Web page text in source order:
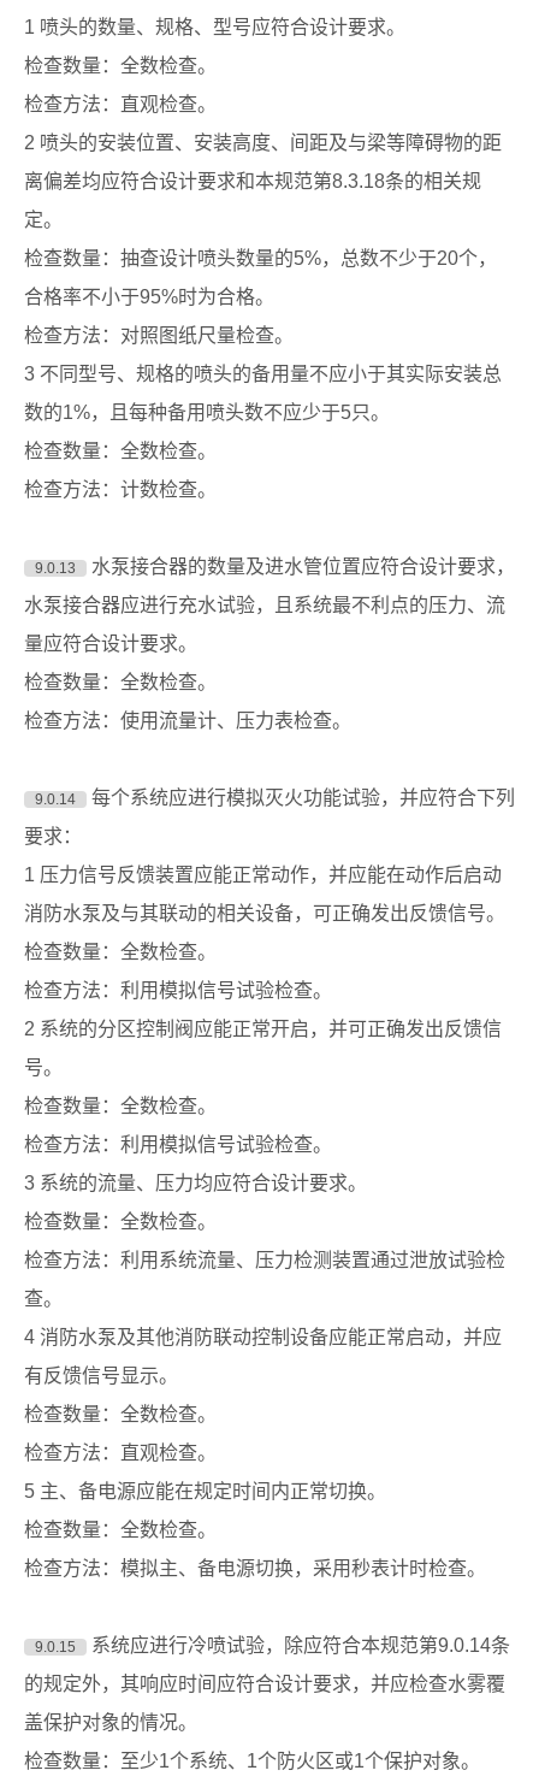
1 喷头的数量、规格、型号应符合设计要求。
检查数量：全数检查。
检查方法：直观检查。
2 喷头的安装位置、安装高度、间距及与梁等障碍物的距
离偏差均应符合设计要求和本规范第8.3.18条的相关规
定。
检查数量：抽查设计喷头数量的5%，总数不少于20个，
合格率不小于95%时为合格。
检查方法：对照图纸尺量检查。
3 不同型号、规格的喷头的备用量不应小于其实际安装总
数的1%，且每种备用喷头数不应少于5只。
检查数量：全数检查。
检查方法：计数检查。
9.0.13
水泵接合器的数量及进水管位置应符合设计要求，
水泵接合器应进行充水试验，且系统最不利点的压力、流
量应符合设计要求。
检查数量：全数检查。
检查方法：使用流量计、压力表检查。
9.0.14
每个系统应进行模拟灭火功能试验，并应符合下列
要求：
1 压力信号反馈装置应能正常动作，并应能在动作后启动
消防水泵及与其联动的相关设备，可正确发出反馈信号。
检查数量：全数检查。
检查方法：利用模拟信号试验检查。
2 系统的分区控制阀应能正常开启，并可正确发出反馈信
号。
检查数量：全数检查。
检查方法：利用模拟信号试验检查。
3 系统的流量、压力均应符合设计要求。
检查数量：全数检查。
检查方法：利用系统流量、压力检测装置通过泄放试验检
查。
4 消防水泵及其他消防联动控制设备应能正常启动，并应
有反馈信号显示。
检查数量：全数检查。
检查方法：直观检查。
5 主、备电源应能在规定时间内正常切换。
检查数量：全数检查。
检查方法：模拟主、备电源切换，采用秒表计时检查。
9.0.15
系统应进行冷喷试验，除应符合本规范第9.0.14条
的规定外，其响应时间应符合设计要求，并应检查水雾覆
盖保护对象的情况。
检查数量：至少1个系统、1个防火区或1个保护对象。